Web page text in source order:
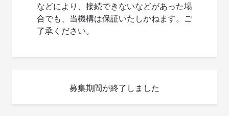
などにより、接続できないなどがあった場
合でも、当機構は保証いたしかねます。ご
了承ください。
募集期間が終了しました